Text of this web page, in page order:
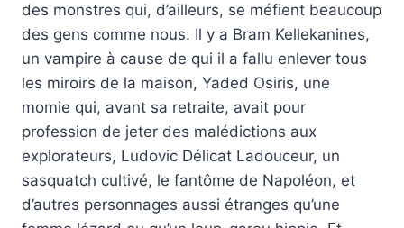
des monstres qui, d’ailleurs, se méfient beaucoup
des gens comme nous. Il y a Bram Kellekanines,
un vampire à cause de qui il a fallu enlever tous
les miroirs de la maison, Yaded Osiris, une
momie qui, avant sa retraite, avait pour
profession de jeter des malédictions aux
explorateurs, Ludovic Délicat Ladouceur, un
sasquatch cultivé, le fantôme de Napoléon, et
d’autres personnages aussi étranges qu’une